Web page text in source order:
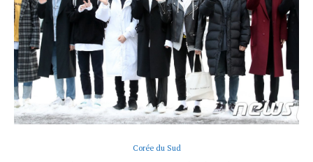
Corée du Sud